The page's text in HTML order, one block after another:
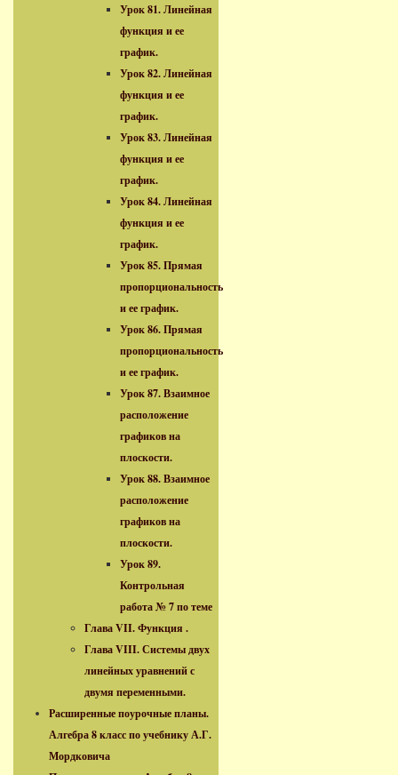
Урок 81. Линейная
функция и ее
график.
Урок 82. Линейная
функция и ее
график.
Урок 83. Линейная
функция и ее
график.
Урок 84. Линейная
функция и ее
график.
Урок 85. Прямая
пропорциональность
и ее график.
Урок 86. Прямая
пропорциональность
и ее график.
Урок 87. Взаимное
расположение
графиков на
плоскости.
Урок 88. Взаимное
расположение
графиков на
плоскости.
Урок 89.
Контрольная
работа № 7 по теме
Глава VII. Функция .
Глава VIII. Системы двух
линейных уравнений с
двумя переменными.
Расширенные поурочные планы.
Алгебра 8 класс по учебнику А.Г.
Мордковича